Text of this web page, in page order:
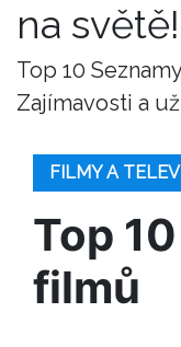
na světě!
Top 10
Zajímavosti a
FILMY A
Top
filmů